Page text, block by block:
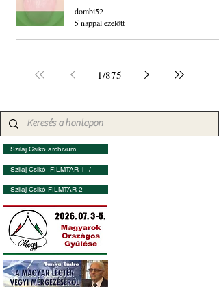
dombi52
5 nappal ezelőtt
1/875
Szilaj Csikó archívum
Szilaj Csikó FILMTÁR 1 /
Szilaj Csikó FILMTÁR 2